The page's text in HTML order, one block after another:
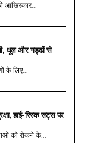
आखिरकार...
धूल और गड्ढों से
के लिए...
हाई-रिस्क रूट्स पर
को रोकने के...